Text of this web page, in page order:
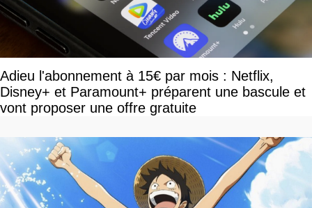
Adieu l'abonnement à 15€ par mois : Netflix,
Disney+ et Paramount+ préparent une bascule et
vont proposer une offre gratuite